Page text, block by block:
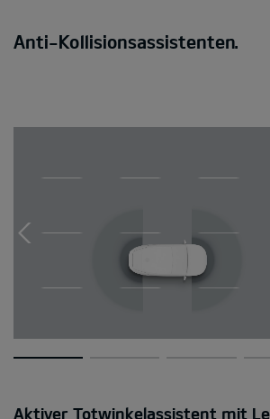
Anti-Kollisionsassistenten.
Aktiver Totwinkelassistent mit